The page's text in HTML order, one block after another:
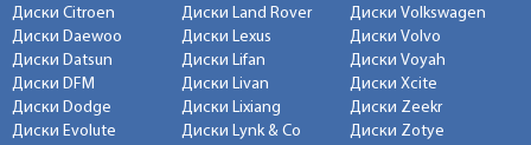
Диски Citroen
Диски Daewoo
Диски Datsun
Диски DFM
Диски Dodge
Диски Evolute
Диски Land Rover
Диски Lexus
Диски Lifan
Диски Livan
Диски Lixiang
Диски Lynk & Co
Диски Volkswagen
Диски Volvo
Диски Voyah
Диски Xcite
Диски Zeekr
Диски Zotye